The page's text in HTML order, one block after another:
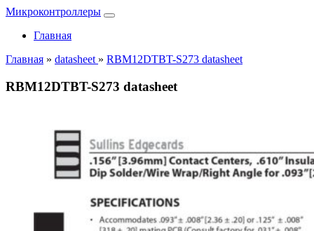
Микроконтроллеры
Главная
Главная » datasheet » RBM12DTBT-S273 datasheet
RBM12DTBT-S273 datasheet